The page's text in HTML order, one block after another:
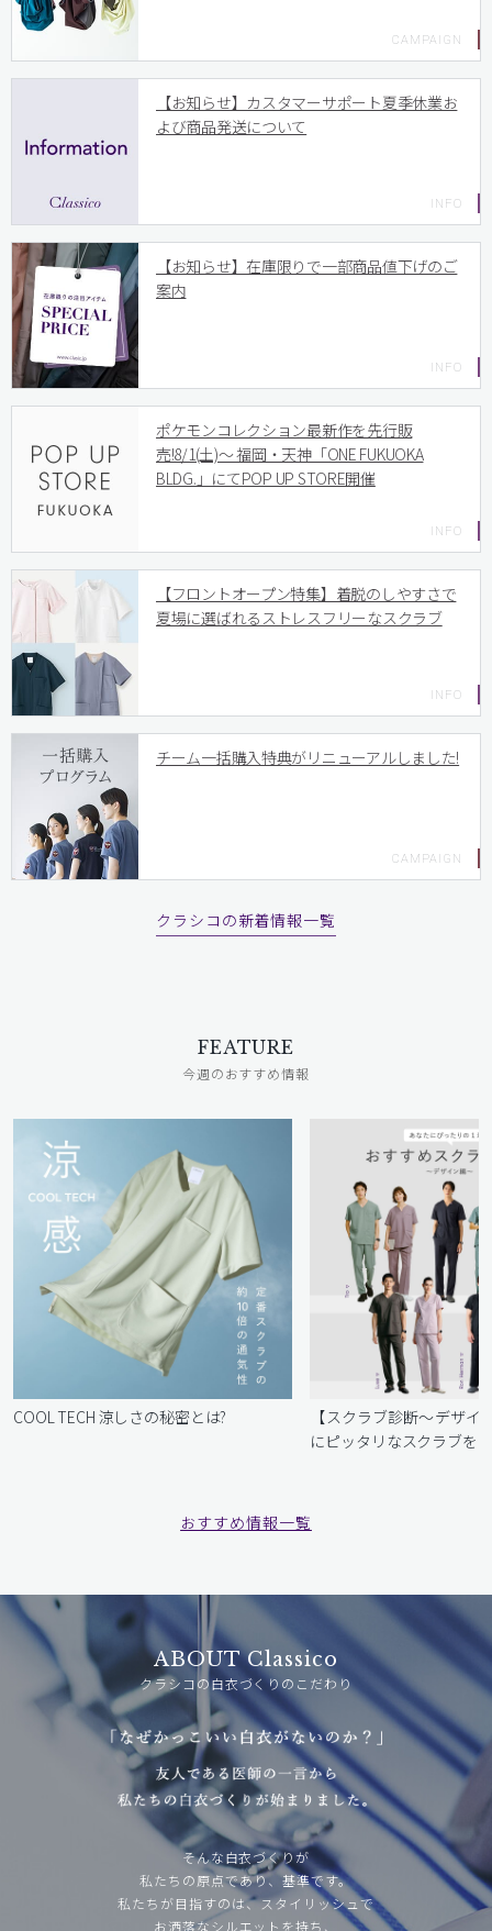
【お知らせ】カスタマーサポート夏季休業お
よび商品発送について
【お知らせ】在庫限りで一部商品値下げのご
案内
ポケモンコレクション最新作を先行販
売!8/1(土)〜 福岡・天神「ONE FUKUOKA
BLDG.」にてPOP UP STORE開催
【フロントオープン特集】着脱のしやすさで
夏場に選ばれるストレスフリーなスクラブ
チーム一括購入特典がリニューアルしました!
クラシコの新着情報一覧
FEATURE
今週のおすすめ情報
COOL TECH 涼しさの秘密とは?
【スクラブ診断〜デザイ
にピッタリなスクラブを
おすすめ情報一覧
ABOUT Classico
クラシコの白衣づくりのこだわり
そんな白衣づくりが
私たちの原点であり、基準です。
私たちが目指すのは、スタイリッシュで
お洒落なシルエットを持ち、